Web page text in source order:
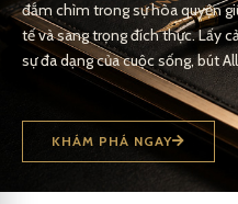
đắm chìm trong sự hòa quyện
tế và sang trọng đích thực. Lấy
sự đa dạng của cuộc sống, bút
KHÁM PHÁ NGAY